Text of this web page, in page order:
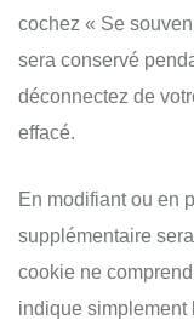
cochez « Se
sera conservé
déconnectez de
effacé.
En modifiant ou en
supplémentaire
cookie ne
indique simplement